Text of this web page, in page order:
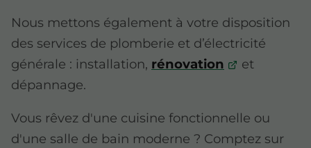
Nous mettons également à votre disposition
des services de plomberie et d’électricité
générale : installation, rénovation
et
dépannage.
Vous rêvez d'une cuisine fonctionnelle ou
d'une salle de bain moderne ? Comptez sur